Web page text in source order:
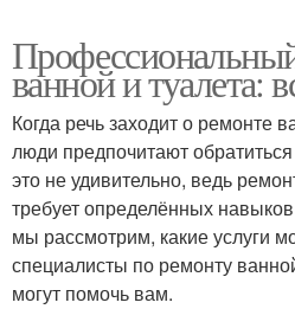
ванной и туалета:
Когда речь заходит о ремонте
люди предпочитают
это не удивительно, ведь
требует определённых
мы рассмотрим, какие услуги
специалисты по ремонту
могут помочь вам.